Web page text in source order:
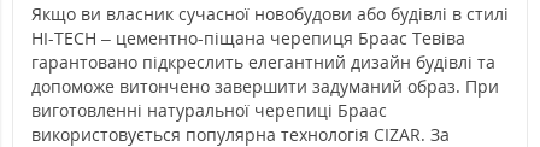
Якщо ви власник сучасної новобудови або будівлі в стилі
HI-TECH – цементно-піщана черепиця Браас Тевіва
гарантовано підкреслить елегантний дизайн будівлі та
допоможе витончено завершити задуманий образ. При
виготовленні натуральної черепиці Браас
використовується популярна технологія CIZAR. За